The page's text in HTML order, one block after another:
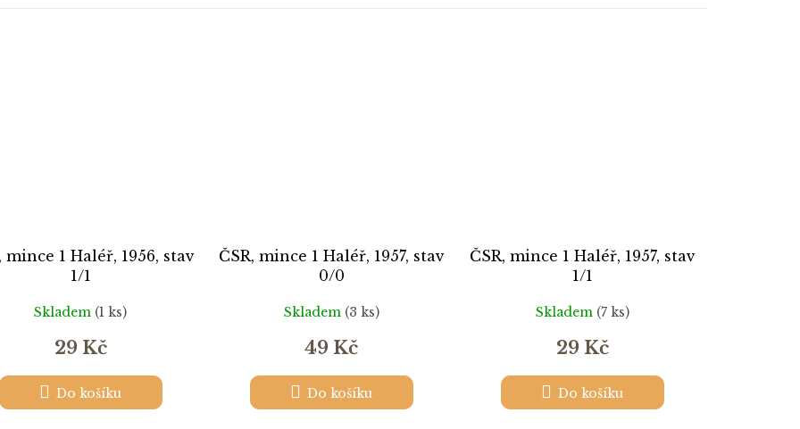
mince 1 Haléř, 1956, stav
1/1
Skladem (1 ks)
29 Kč
Do košíku
ČSR, mince 1 Haléř, 1957, stav
0/0
Skladem (3 ks)
49 Kč
Do košíku
ČSR, mince 1 Haléř, 1957, stav
1/1
Skladem (7 ks)
29 Kč
Do košíku